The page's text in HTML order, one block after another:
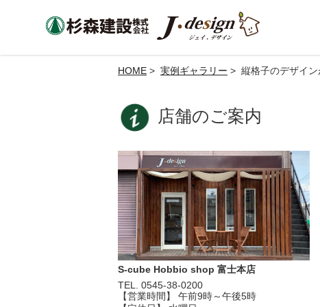
HOME > 実例ギャラリー > 縦格子のデザイ
店舗のご案内
S-cube Hobbio shop 富士本店
TEL. 0545-38-0200
【営業時間】 午前9時～午後5時